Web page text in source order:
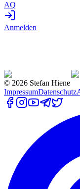
AQ
Anmelden
© 2026 Stefan Hiene
ImpressumDatenschutz